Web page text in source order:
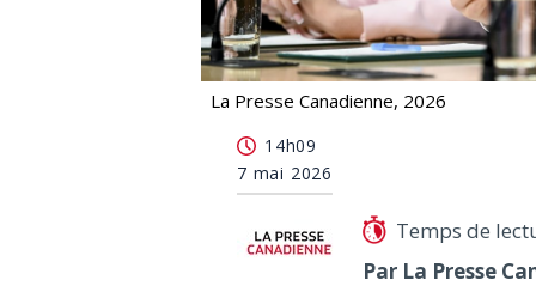
La Presse Canadienne, 2026
14h09
7 mai 2026
Temps de
Par La Presse